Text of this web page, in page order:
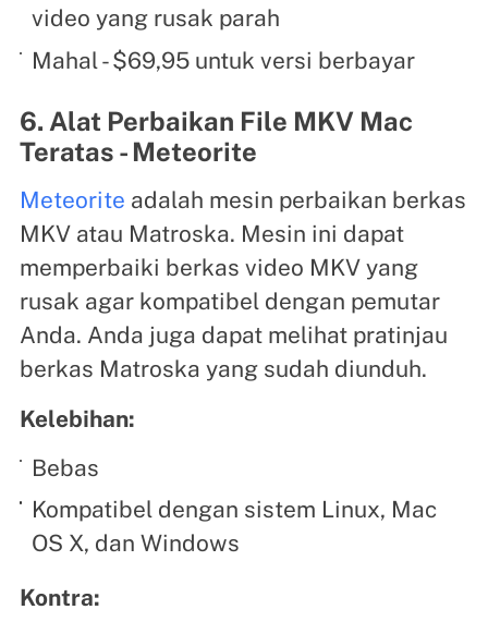
video yang rusak parah
Mahal - $69,95 untuk versi berbayar
6. Alat Perbaikan File MKV Mac
Teratas - Meteorite
Meteorite adalah mesin perbaikan berkas
MKV atau Matroska. Mesin ini dapat
memperbaiki berkas video MKV yang
rusak agar kompatibel dengan pemutar
Anda. Anda juga dapat melihat pratinjau
berkas Matroska yang sudah diunduh.
Kelebihan:
Bebas
Kompatibel dengan sistem Linux, Mac
OS X, dan Windows
Kontra: